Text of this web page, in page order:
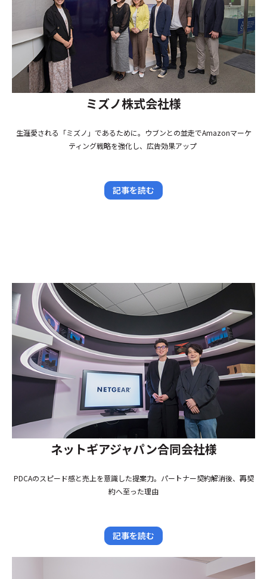
ミズノ株式会社様
生涯愛される「ミズノ」であるために。ウブンとの並走でAmazonマーケ
ティング戦略を強化し、広告効果アップ
記事を読む
ネットギアジャパン合同会社様
PDCAのスピード感と売上を意識した提案力。パートナー契約解消後、再契
約へ至った理由
記事を読む